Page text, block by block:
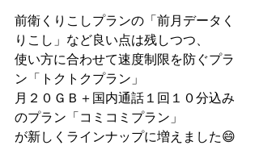
前衛くりこしプランの「前月データく
りこし」など良い点は残しつつ、
使い方に合わせて速度制限を防ぐプラ
ン「トクトクプラン」
月２０ＧＢ＋国内通話１回１０分込み
のプラン「コミコミプラン」
が新しくラインナップに増えました😄